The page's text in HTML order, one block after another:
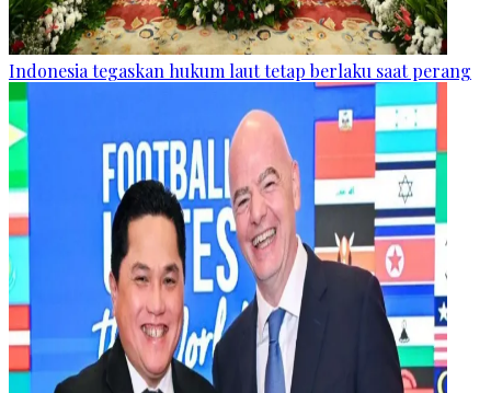
Indonesia tegaskan hukum laut tetap berlaku saat perang